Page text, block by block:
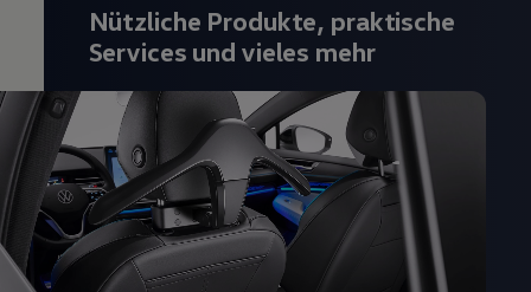
Nützliche Produkte, praktische
Services und vieles mehr